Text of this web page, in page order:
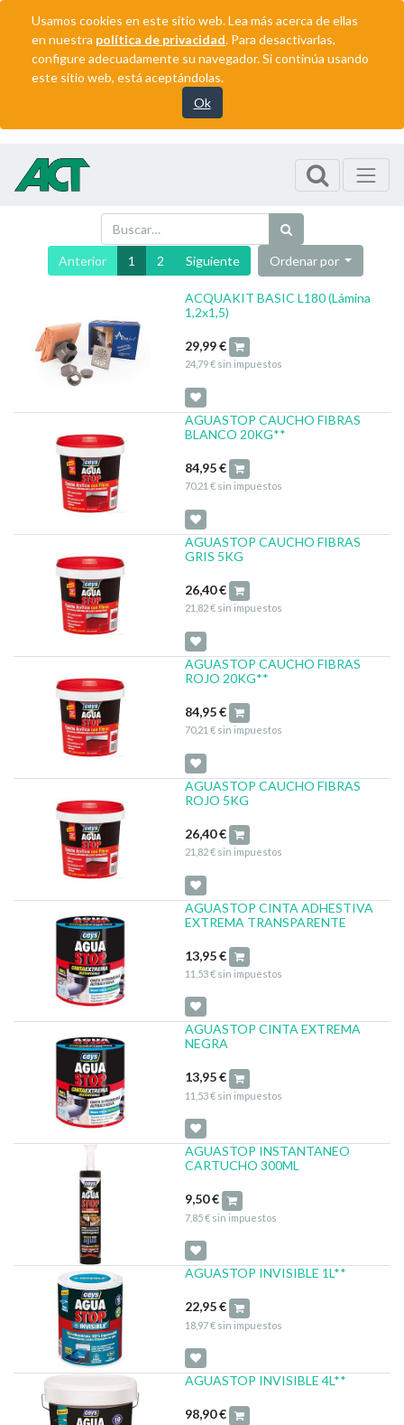
Usamos cookies en este sitio web. Lea más acerca de ellas
en nuestra política de privacidad. Para desactivarlas,
configure adecuadamente su navegador. Si continúa usando
este sitio web, está aceptándolas.
Ok
Anterior 1 2 Siguiente Ordenar por
ACQUAKIT BASIC L180 (Lámina
1,2x1,5)
29,99€
24,79€ sin impuestos
AGUASTOP CAUCHO FIBRAS
BLANCO 20KG**
84,95€
70,21 € sin impuestos
AGUASTOP CAUCHO FIBRAS
GRIS 5KG
26,40€
21,82€ sin impuestos
AGUASTOP CAUCHO FIBRAS
ROJO 20KG**
84,95€
70,21 € sin impuestos
AGUASTOP CAUCHO FIBRAS
ROJO 5KG
26,40€
21,82€ sin impuestos
AGUASTOP CINTA ADHESTIVA
EXTREMA TRANSPARENTE
13,95€
11,53€ sin impuestos
AGUASTOP CINTA EXTREMA
NEGRA
13,95€
11,53€ sin impuestos
AGUASTOP INSTANTANEO
CARTUCHO 300ML
9,50€
7,85€ sin impuestos
AGUASTOP INVISIBLE 1L**
22,95€
18,97€ sin impuestos
AGUASTOP INVISIBLE 4L**
98,90€